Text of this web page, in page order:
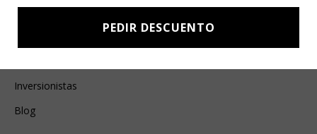
Conocenos
Inversionistas
Blog
PEDIR DESCUENTO